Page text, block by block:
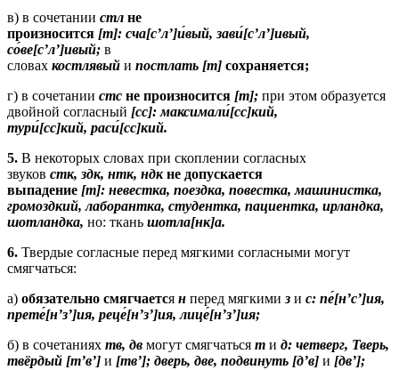
в) в сочетании стл не
произносится [т]: сча[с’л’]и́вый, зави́[с’л’]ивый,
со́ве[с’л’]ивый; в
словах костлявый и постлать [т] сохраняется;
г) в сочетании стс не произносится [т]; при этом образуется
двойной согласный [сс]: максимали́[сс]кий,
тури́[сс]кий, раси́[сс]кий.
5. В некоторых словах при скоплении согласных
звуков стк, здк, нтк, ндк не допускается
выпадение [т]: невестка, поездка, повестка, машинистка,
громоздкий, лаборантка, студентка, пациентка, ирландка,
шотландка, но: ткань шотла[нк]а.
6. Твердые согласные перед мягкими согласными могут
смягчаться:
а) обязательно смягчается н перед мягкими з и с: пе́[н’с’]ия,
прете́[н’з’]ия, реце́[н’з’]ия, лице́[н’з’]ия;
б) в сочетаниях тв, дв могут смягчаться т и д: четверг, Тверь,
твёрдый [т’в’] и [тв’]; дверь, две, подвинуть [д’в] и [дв’];